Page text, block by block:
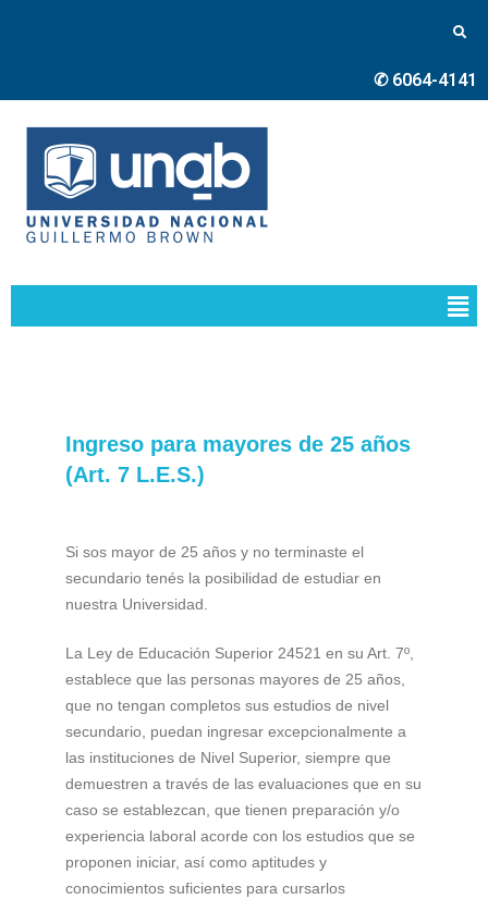
✆ 6064-4141
Ingreso para mayores de 25 años
(Art. 7 L.E.S.)
Si sos mayor de 25 años y no terminaste el
secundario tenés la posibilidad de estudiar en
nuestra Universidad.
La Ley de Educación Superior 24521 en su Art. 7º,
establece que las personas mayores de 25 años,
que no tengan completos sus estudios de nivel
secundario, puedan ingresar excepcionalmente a
las instituciones de Nivel Superior, siempre que
demuestren a través de las evaluaciones que en su
caso se establezcan, que tienen preparación y/o
experiencia laboral acorde con los estudios que se
proponen iniciar, así como aptitudes y
conocimientos suficientes para cursarlos